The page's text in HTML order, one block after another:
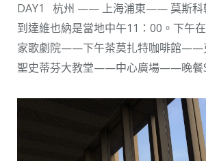
DAY1 杭州 —— 上海浦東—— 莫斯
到達維也納是當地中午11：00。下午
家歌劇院——下午茶莫扎特咖啡館
聖史蒂芬大教堂——中心廣場——晚餐